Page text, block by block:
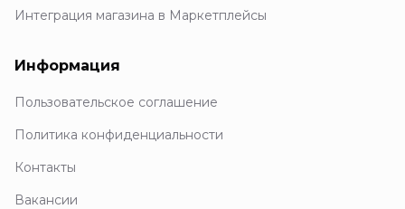
Интеграция магазина в Маркетплейсы
Информация
Пользовательское соглашение
Политика конфиденциальности
Контакты
Вакансии